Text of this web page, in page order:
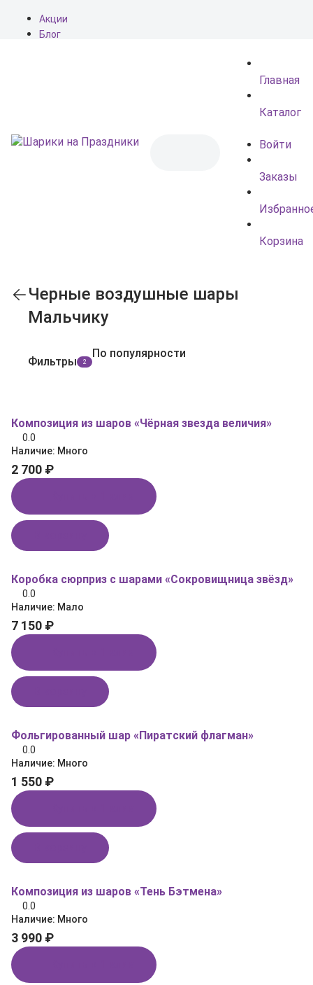
Акции
Блог
Главная
Каталог
Войти
Заказы
Корзина
Черные воздушные шары
Мальчику
Фильтры 2
По популярности
Композиция из шаров «Чёрная звезда величия»
0.0
Наличие: Много
2 700 ₽
Коробка сюрприз с шарами «Сокровищница звёзд»
0.0
Наличие: Мало
7 150 ₽
Фольгированный шар «Пиратский флагман»
0.0
Наличие: Много
1 550 ₽
Композиция из шаров «Тень Бэтмена»
0.0
Наличие: Много
3 990 ₽